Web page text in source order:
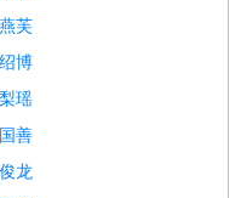
芙
博
瑶
善
龙